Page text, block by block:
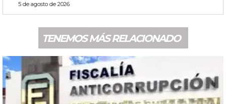
5 de agosto de 2026
TENEMOS MÁS RELACIONADO